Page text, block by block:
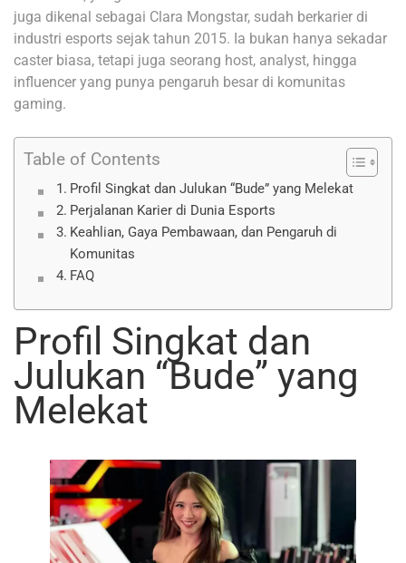
juga dikenal sebagai Clara Mongstar, sudah berkarier di
industri esports sejak tahun 2015. Ia bukan hanya sekadar
caster biasa, tetapi juga seorang host, analyst, hingga
influencer yang punya pengaruh besar di komunitas
gaming.
Table of Contents
Profil Singkat dan Julukan “Bude” yang Melekat
Perjalanan Karier di Dunia Esports
Keahlian, Gaya Pembawaan, dan Pengaruh di
Komunitas
FAQ
Profil Singkat dan
Julukan “Bude” yang
Melekat